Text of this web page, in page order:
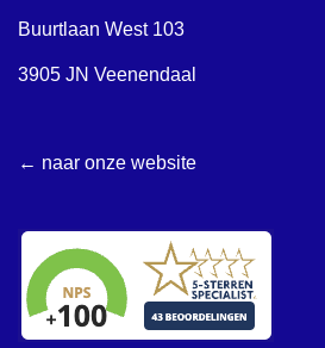
Buurtlaan West 103
3905 JN Veenendaal
← naar onze website